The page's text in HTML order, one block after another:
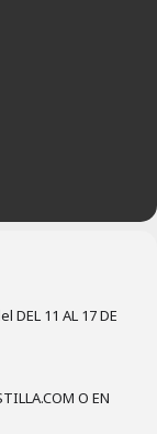
DEL 11 AL 17 DE
O EN